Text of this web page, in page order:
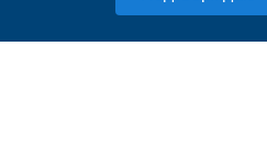
Согласие на обработку персональных